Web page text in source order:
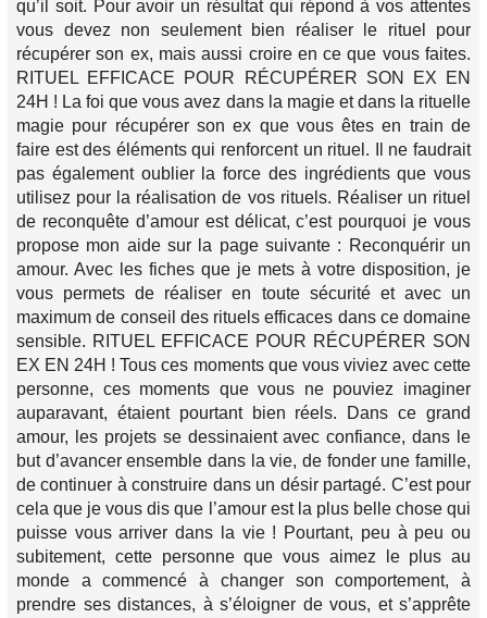
qu’il soit. Pour avoir un résultat qui répond à vos attentes
vous devez non seulement bien réaliser le rituel pour
récupérer son ex, mais aussi croire en ce que vous faites.
RITUEL EFFICACE POUR RÉCUPÉRER SON EX EN
24H ! La foi que vous avez dans la magie et dans la rituelle
magie pour récupérer son ex que vous êtes en train de
faire est des éléments qui renforcent un rituel. Il ne faudrait
pas également oublier la force des ingrédients que vous
utilisez pour la réalisation de vos rituels. Réaliser un rituel
de reconquête d’amour est délicat, c’est pourquoi je vous
propose mon aide sur la page suivante : Reconquérir un
amour. Avec les fiches que je mets à votre disposition, je
vous permets de réaliser en toute sécurité et avec un
maximum de conseil des rituels efficaces dans ce domaine
sensible. RITUEL EFFICACE POUR RÉCUPÉRER SON
EX EN 24H ! Tous ces moments que vous viviez avec cette
personne, ces moments que vous ne pouviez imaginer
auparavant, étaient pourtant bien réels. Dans ce grand
amour, les projets se dessinaient avec confiance, dans le
but d’avancer ensemble dans la vie, de fonder une famille,
de continuer à construire dans un désir partagé. C’est pour
cela que je vous dis que l’amour est la plus belle chose qui
puisse vous arriver dans la vie ! Pourtant, peu à peu ou
subitement, cette personne que vous aimez le plus au
monde a commencé à changer son comportement, à
prendre ses distances, à s’éloigner de vous, et s’apprête